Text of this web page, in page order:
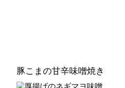
豚こまの甘辛味噌焼き